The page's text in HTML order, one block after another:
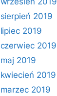
sierpień 2019
lipiec 2019
czerwiec 2019
maj 2019
kwiecień 2019
marzec 2019